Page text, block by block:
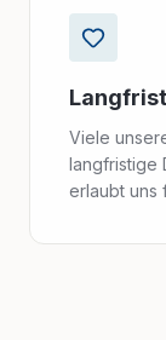
Viele
langfristige
erlaubt uns